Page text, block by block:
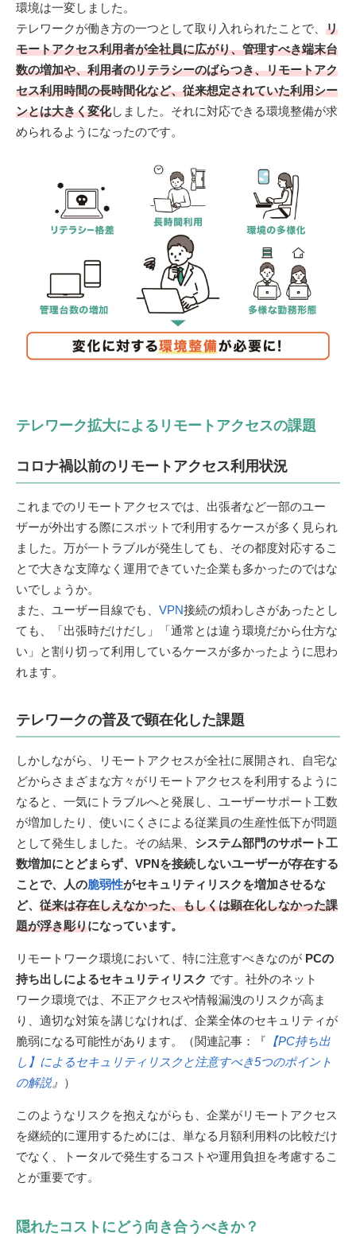
環境は一変しました。
テレワークが働き方の一つとして取り入れられたことで、 リ
モートアクセス利用者が全社員に広がり、管理すべき端末台
数の増加や、利用者のリテラシーのばらつき、リモートアク
セス利用時間の長時間化など、従来想定されていた利用シー
ンとは大きく変化しました。それに対応できる環境整備が求
められるようになったのです。
テレワーク拡大によるリモートアクセスの課題
コロナ禍以前のリモートアクセス利用状況
これまでのリモートアクセスでは、出張者など一部のユー
ザーが外出する際にスポットで利用するケースが多く見られ
ました。万が一トラブルが発生しても、その都度対応するこ
とで大きな支障なく運用できていた企業も多かったのではな
いでしょうか。
また、ユーザー目線でも、 VPN接続の煩わしさがあったとし
ても、「出張時だけだし」「通常とは違う環境だから仕方な
い」と割り切って利用しているケースが多かったように思わ
れます。
テレワークの普及で顕在化した課題
しかしながら、リモートアクセスが全社に展開され、自宅な
どからさまざまな方々がリモートアクセスを利用するように
なると、一気にトラブルへと発展し、ユーザーサポート工数
が増加したり、使いにくさによる従業員の生産性低下が問題
として発生しました。その結果、 システム部門のサポート工
数増加にとどまらず、VPNを接続しないユーザーが存在する
ことで、人の脆弱性がセキュリティリスクを増加させるな
ど、 従来は存在しえなかった、もしくは顕在化しなかった課
題が浮き彫りになっています。
リモートワーク環境において、特に注意すべきなのが PCの
持ち出しによるセキュリティリスク です。社外のネット
ワーク環境では、不正アクセスや情報漏洩のリスクが高ま
り、適切な対策を講じなければ、企業全体のセキュリティが
脆弱になる可能性があります。（関連記事：『 【PC持ち出
し】によるセキュリティリスクと注意すべき5つのポイント
の解説』 ）
このようなリスクを抱えながらも、企業がリモートアクセス
を継続的に運用するためには、単なる月額利用料の比較だけ
でなく、トータルで発生するコストや運用負担を考慮するこ
とが重要です。
隠れたコストにどう向き合うべきか？